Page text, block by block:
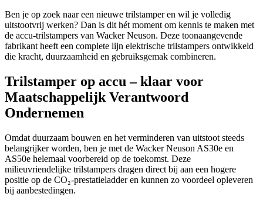
Ben je op zoek naar een nieuwe trilstamper en wil je volledig
uitstootvrij werken? Dan is dit hét moment om kennis te maken met
de accu-trilstampers van Wacker Neuson. Deze toonaangevende
fabrikant heeft een complete lijn elektrische trilstampers ontwikkeld
die kracht, duurzaamheid en gebruiksgemak combineren.
Trilstamper op accu – klaar voor
Maatschappelijk Verantwoord
Ondernemen
Omdat duurzaam bouwen en het verminderen van uitstoot steeds
belangrijker worden, ben je met de Wacker Neuson AS30e en
AS50e helemaal voorbereid op de toekomst. Deze
milieuvriendelijke trilstampers dragen direct bij aan een hogere
positie op de CO₂-prestatieladder en kunnen zo voordeel opleveren
bij aanbestedingen.